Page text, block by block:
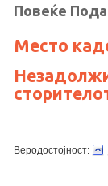
Повеќе
Место
Веродостојност: